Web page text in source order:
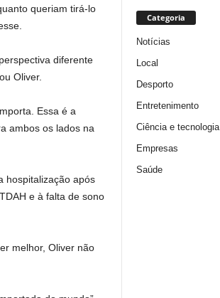
queriam tirá-lo
diferente
Oliver.
Essa é a
ambos os lados na
hospitalização após
e à falta de sono
melhor, Oliver não
Categoria
Notícias
Local
Desporto
Entretenimento
Ciência e tecnologia
Empresas
Saúde